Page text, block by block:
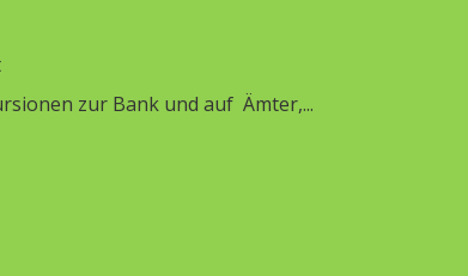
zur Bank und auf Ämter,...